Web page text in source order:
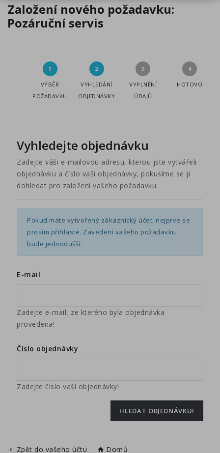
Založení nového požadavku:
Pozáruční servis
VÝBĚR
POŽADAVKU
VYHLEDÁNÍ
OBJEDNÁVKY
VYPLNĚNÍ
ÚDAJŮ
HOTOVO
Vyhledejte objednávku
Zadejte váši e-mailovou adresu, kterou jste vytvářeli
objednávku a číslo vaši objednávky, pokusíme se ji
dohledat pro založení vašeho požadavku.
Pokud máte vytvořený zákaznický účet, nejprve se
prosím přihlaste. Zavedení vašeho požadavku
bude jednodušší.
E-mail
Zadejte e-mail, ze kterého byla objednávka
provedena!
Číslo objednávky
Zadejte číslo vaší objednávky!
HLEDAT OBJEDNÁVKU!
 Zpět do vašeho účtu  Domů